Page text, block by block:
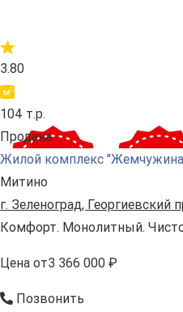
3.80
104 т.р.
Продана
Жилой комплекс "Жемчужина
Митино
г. Зеленоград, Георгиевский
Комфорт. Монолитный.
Цена от3 366 000 ₽
Позвонить